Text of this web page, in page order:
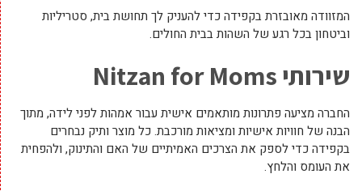
המזוודה מאובזרת בקפידה כדי להעניק לך תחושת בית, סטריליות
וביטחון בכל רגע של השהות בבית החולים.
שירותי Nitzan for Moms
החברה מציעה פתרונות מותאמים אישית עבור אמהות לפני לידה, מתוך
הבנה של חוויות אישיות ומציאות מורכבת. כל מוצר ותיק נבחרים
בקפידה כדי לספק את הצרכים האמיתיים של האם והתינוק, ולהפחית
את העומס והלחץ.